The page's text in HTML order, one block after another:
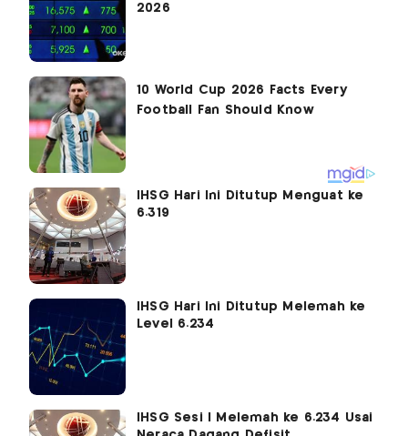
2026
IHSG Hari Ini Ditutup Menguat ke
6.319
IHSG Hari Ini Ditutup Melemah ke
Level 6.234
IHSG Sesi I Melemah ke 6.234 Usai